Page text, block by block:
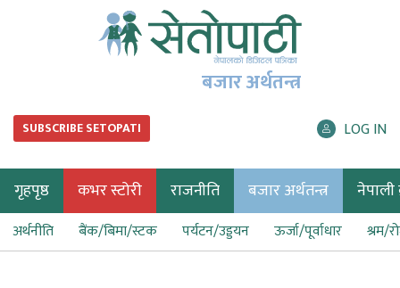
बजार अर्थतन्त्र
SUBSCRIBE SETOPATI LOG IN
गृहपृष्ठ कभर स्टोरी राजनीति बजार अर्थतन्त्र नेपाली
अर्थनीति बैंक/बिमा/स्टक पर्यटन/उड्डयन ऊर्जा/पूर्वाधार श्रम/